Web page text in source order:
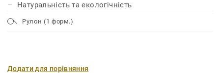
Натуральність та екологічність
Рулон (1 форм.)
Додати для порівняння